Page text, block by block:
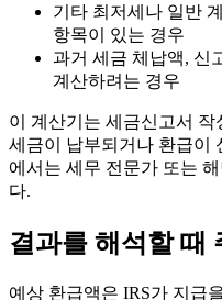
기타 최저세나 일반
항목이 있는 경우
과거 세금 체납액, 신
계산하려는 경우
이 계산기는 세금신고서
세금이 납부되거나 환급이
에서는 세무 전문가 또는
다.
결과를 해석할 때
예상 환급액은 IRS가 지급